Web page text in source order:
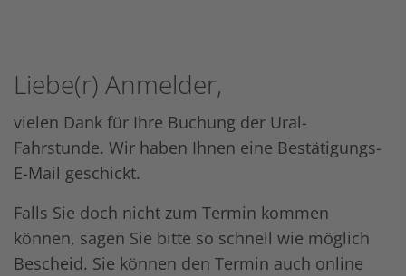
Liebe(r) Anmelder,
vielen Dank für Ihre Buchung der Ural-
Fahrstunde. Wir haben Ihnen eine Bestätigungs-
E-Mail geschickt.
Falls Sie doch nicht zum Termin kommen
können, sagen Sie bitte so schnell wie möglich
Bescheid. Sie können den Termin auch online